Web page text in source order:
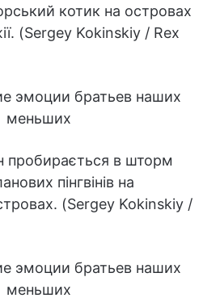
котик на островах
(Sergey Kokinskiy / Rex
пробирається в шторм
пінгвінів на
(Sergey Kokinskiy /